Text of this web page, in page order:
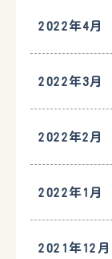
2022年4月
2022年3月
2022年2月
2022年1月
2021年12月